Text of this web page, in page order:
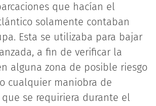
que hacían el
solamente contaban
Esta se utilizaba para bajar
a fin de verificar la
alguna zona de posible riesgo
cualquier maniobra de
se requiriera durante el